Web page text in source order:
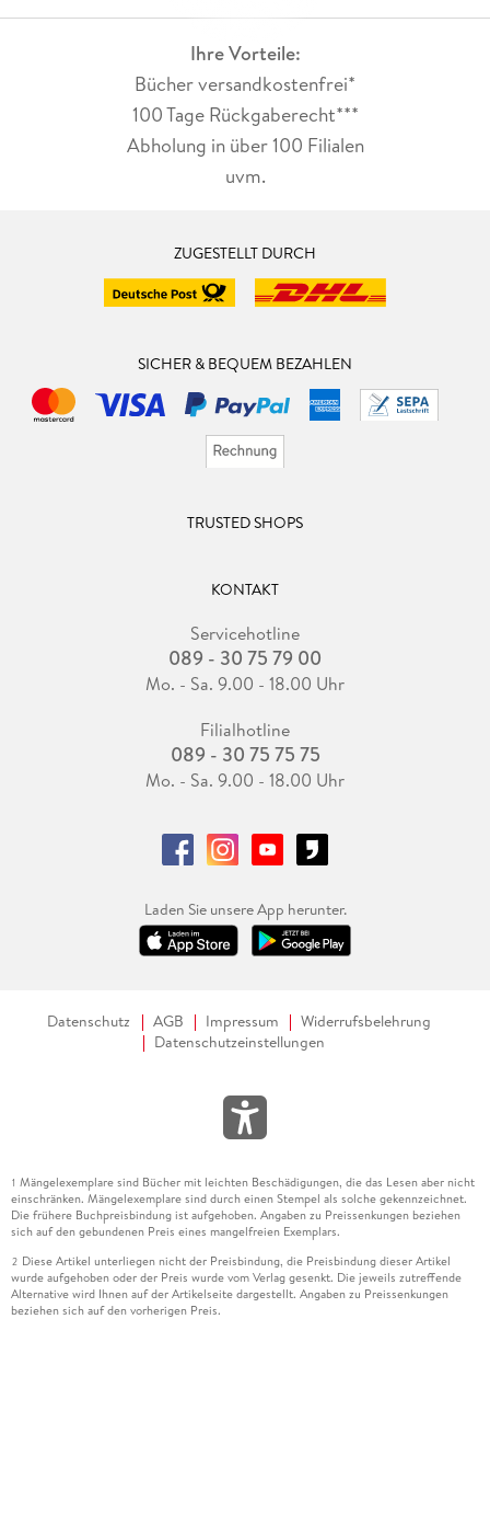
Ihre Vorteile:
Bücher versandkostenfrei*
100 Tage Rückgaberecht***
Abholung in über 100 Filialen
uvm.
ZUGESTELLT DURCH
SICHER & BEQUEM BEZAHLEN
TRUSTED SHOPS
KONTAKT
Servicehotline
089 - 30 75 79 00
Mo. - Sa. 9.00 - 18.00 Uhr
Filialhotline
089 - 30 75 75 75
Mo. - Sa. 9.00 - 18.00 Uhr
Laden Sie unsere App herunter.
Datenschutz AGB Impressum
Widerrufsbelehrung
Datenschutzeinstellungen
1 Mängelexemplare sind Bücher mit leichten Beschädigungen, die das Lesen aber nicht
einschränken. Mängelexemplare sind durch einen Stempel als solche gekennzeichnet.
Die frühere Buchpreisbindung ist aufgehoben. Angaben zu Preissenkungen beziehen
sich auf den gebundenen Preis eines mangelfreien Exemplars.
2 Diese Artikel unterliegen nicht der Preisbindung, die Preisbindung dieser Artikel
wurde aufgehoben oder der Preis wurde vom Verlag gesenkt. Die jeweils zutreffende
Alternative wird Ihnen auf der Artikelseite dargestellt. Angaben zu Preissenkungen
beziehen sich auf den vorherigen Preis.